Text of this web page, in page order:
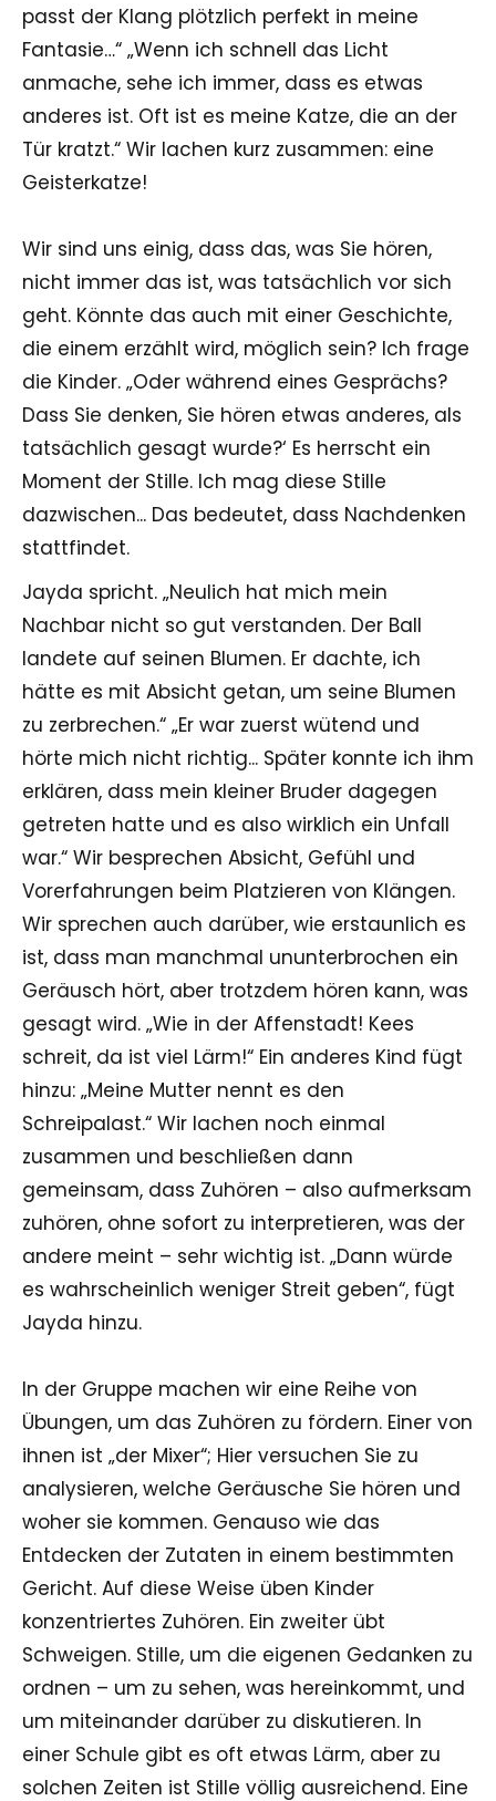
passt der Klang plötzlich perfekt in meine
Fantasie…“ „Wenn ich schnell das Licht
anmache, sehe ich immer, dass es etwas
anderes ist. Oft ist es meine Katze, die an der
Tür kratzt.“ Wir lachen kurz zusammen: eine
Geisterkatze!
Wir sind uns einig, dass das, was Sie hören,
nicht immer das ist, was tatsächlich vor sich
geht. Könnte das auch mit einer Geschichte,
die einem erzählt wird, möglich sein? Ich frage
die Kinder. „Oder während eines Gesprächs?
Dass Sie denken, Sie hören etwas anderes, als
tatsächlich gesagt wurde?‘ Es herrscht ein
Moment der Stille. Ich mag diese Stille
dazwischen... Das bedeutet, dass Nachdenken
stattfindet.
Jayda spricht. „Neulich hat mich mein
Nachbar nicht so gut verstanden. Der Ball
landete auf seinen Blumen. Er dachte, ich
hätte es mit Absicht getan, um seine Blumen
zu zerbrechen.“ „Er war zuerst wütend und
hörte mich nicht richtig... Später konnte ich ihm
erklären, dass mein kleiner Bruder dagegen
getreten hatte und es also wirklich ein Unfall
war.“ Wir besprechen Absicht, Gefühl und
Vorerfahrungen beim Platzieren von Klängen.
Wir sprechen auch darüber, wie erstaunlich es
ist, dass man manchmal ununterbrochen ein
Geräusch hört, aber trotzdem hören kann, was
gesagt wird. „Wie in der Affenstadt! Kees
schreit, da ist viel Lärm!“ Ein anderes Kind fügt
hinzu: „Meine Mutter nennt es den
Schreipalast.“ Wir lachen noch einmal
zusammen und beschließen dann
gemeinsam, dass Zuhören – also aufmerksam
zuhören, ohne sofort zu interpretieren, was der
andere meint – sehr wichtig ist. „Dann würde
es wahrscheinlich weniger Streit geben“, fügt
Jayda hinzu.
In der Gruppe machen wir eine Reihe von
Übungen, um das Zuhören zu fördern. Einer von
ihnen ist „der Mixer“; Hier versuchen Sie zu
analysieren, welche Geräusche Sie hören und
woher sie kommen. Genauso wie das
Entdecken der Zutaten in einem bestimmten
Gericht. Auf diese Weise üben Kinder
konzentriertes Zuhören. Ein zweiter übt
Schweigen. Stille, um die eigenen Gedanken zu
ordnen – um zu sehen, was hereinkommt, und
um miteinander darüber zu diskutieren. In
einer Schule gibt es oft etwas Lärm, aber zu
solchen Zeiten ist Stille völlig ausreichend. Eine